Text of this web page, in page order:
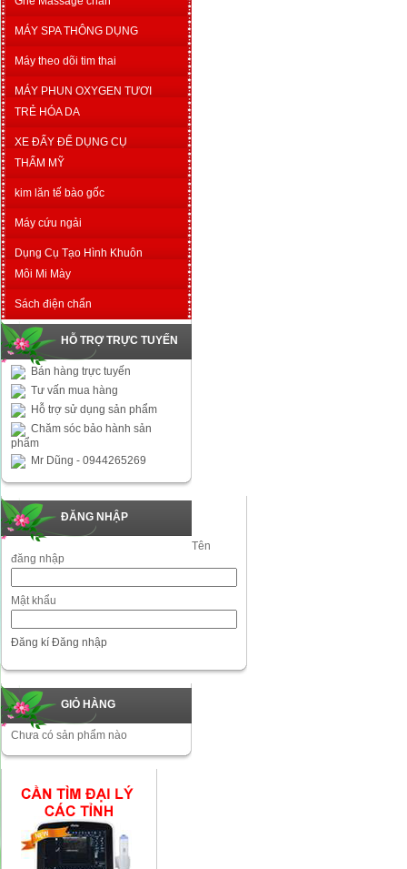
MÁY SPA THÔNG DỤNG
Máy theo dõi tim thai
MÁY PHUN OXYGEN TƯƠI
TRẺ HÓA DA
XE ĐẨY ĐỂ DỤNG CỤ
THẨM MỸ
kim lăn tế bào gốc
Máy cứu ngải
Dụng Cụ Tạo Hình Khuôn
Môi Mi Mày
Sách điện chẩn
HỖ TRỢ TRỰC TUYẾN
Bán hàng trực tuyến
Tư vấn mua hàng
Hỗ trợ sử dụng sản phẩm
Chăm sóc bảo hành sản
phẩm
Mr Dũng - 0944265269
ĐĂNG NHẬP
Tên
đăng nhập
Mật khẩu
Đăng kí Đăng nhập
GIỎ HÀNG
Chưa có sản phẩm nào